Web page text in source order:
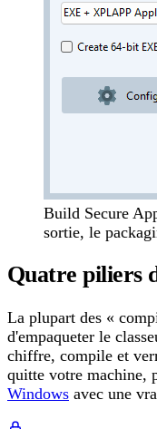
Build Secure
sortie, le
Quatre piliers
La plupart des «
d'empaqueter le
chiffre, compile et
quitte votre machine,
Windows avec une